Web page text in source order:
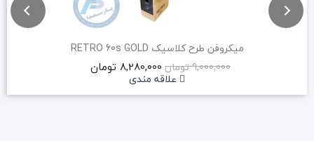
میکروفن طرح کلاسیک RETRO 60s GOLD
9,000,000 تومان
8,280,000 تومان
علاقه مندی